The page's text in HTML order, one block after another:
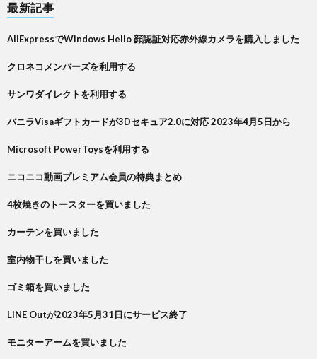
最新記事
AliExpressでWindows Hello 顔認証対応赤外線カメラを購入しました
クロネコメンバーズを利用する
サンワダイレクトを利用する
バニラVisaギフトカードが3Dセキュア2.0に対応 2023年4月5日から
Microsoft PowerToysを利用する
ニコニコ動画プレミアム会員の特典まとめ
4枚焼きのトースターを買いました
カーテンを買いました
室内物干しを買いました
ゴミ箱を買いました
LINE Outが2023年5月31日にサービス終了
モニターアームを買いました